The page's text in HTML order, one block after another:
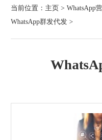
当前位置： 主页 >WhatsApp
WhatsApp群发代发 >